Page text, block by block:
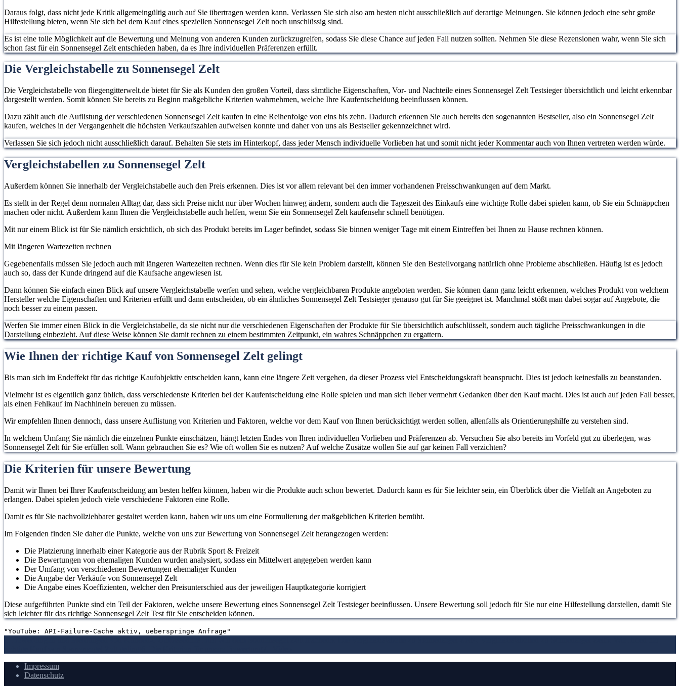
Daraus folgt, dass nicht jede Kritik allgemeingültig auch auf Sie übertragen werden kann. Verlassen Sie sich also am besten nicht ausschließlich auf derartige Meinungen. Sie können jedoch eine sehr große
Hilfestellung bieten, wenn Sie sich bei dem Kauf eines speziellen Sonnensegel Zelt noch unschlüssig sind.
Es ist eine tolle Möglichkeit auf die Bewertung und Meinung von anderen Kunden zurückzugreifen, sodass Sie diese Chance auf jeden Fall nutzen sollten. Nehmen Sie diese Rezensionen wahr, wenn Sie sich
schon fast für ein Sonnensegel Zelt entschieden haben, da es Ihre individuellen Präferenzen erfüllt.
Die Vergleichstabelle zu Sonnensegel Zelt
Die Vergleichstabelle von fliegengitterwelt.de bietet für Sie als Kunden den großen Vorteil, dass sämtliche Eigenschaften, Vor- und Nachteile eines Sonnensegel Zelt Testsieger übersichtlich und leicht erkennbar
dargestellt werden. Somit können Sie bereits zu Beginn maßgebliche Kriterien wahrnehmen, welche Ihre Kaufentscheidung beeinflussen können.
Dazu zählt auch die Auflistung der verschiedenen Sonnensegel Zelt kaufen in eine Reihenfolge von eins bis zehn. Dadurch erkennen Sie auch bereits den sogenannten Bestseller, also ein Sonnensegel Zelt
kaufen, welches in der Vergangenheit die höchsten Verkaufszahlen aufweisen konnte und daher von uns als Bestseller gekennzeichnet wird.
Verlassen Sie sich jedoch nicht ausschließlich darauf. Behalten Sie stets im Hinterkopf, dass jeder Mensch individuelle Vorlieben hat und somit nicht jeder Kommentar auch von Ihnen vertreten werden würde.
Vergleichstabellen zu Sonnensegel Zelt
Außerdem können Sie innerhalb der Vergleichstabelle auch den Preis erkennen. Dies ist vor allem relevant bei den immer vorhandenen Preisschwankungen auf dem Markt.
Es stellt in der Regel denn normalen Alltag dar, dass sich Preise nicht nur über Wochen hinweg ändern, sondern auch die Tageszeit des Einkaufs eine wichtige Rolle dabei spielen kann, ob Sie ein Schnäppchen
machen oder nicht. Außerdem kann Ihnen die Vergleichstabelle auch helfen, wenn Sie ein Sonnensegel Zelt kaufensehr schnell benötigen.
Mit nur einem Blick ist für Sie nämlich ersichtlich, ob sich das Produkt bereits im Lager befindet, sodass Sie binnen weniger Tage mit einem Eintreffen bei Ihnen zu Hause rechnen können.
Mit längeren Wartezeiten rechnen
Gegebenenfalls müssen Sie jedoch auch mit längeren Wartezeiten rechnen. Wenn dies für Sie kein Problem darstellt, können Sie den Bestellvorgang natürlich ohne Probleme abschließen. Häufig ist es jedoch
auch so, dass der Kunde dringend auf die Kaufsache angewiesen ist.
Dann können Sie einfach einen Blick auf unsere Vergleichstabelle werfen und sehen, welche vergleichbaren Produkte angeboten werden. Sie können dann ganz leicht erkennen, welches Produkt von welchem
Hersteller welche Eigenschaften und Kriterien erfüllt und dann entscheiden, ob ein ähnliches Sonnensegel Zelt Testsieger genauso gut für Sie geeignet ist. Manchmal stößt man dabei sogar auf Angebote, die
noch besser zu einem passen.
Werfen Sie immer einen Blick in die Vergleichstabelle, da sie nicht nur die verschiedenen Eigenschaften der Produkte für Sie übersichtlich aufschlüsselt, sondern auch tägliche Preisschwankungen in die
Darstellung einbezieht. Auf diese Weise können Sie damit rechnen zu einem bestimmten Zeitpunkt, ein wahres Schnäppchen zu ergattern.
Wie Ihnen der richtige Kauf von Sonnensegel Zelt gelingt
Bis man sich im Endeffekt für das richtige Kaufobjektiv entscheiden kann, kann eine längere Zeit vergehen, da dieser Prozess viel Entscheidungskraft beansprucht. Dies ist jedoch keinesfalls zu beanstanden.
Vielmehr ist es eigentlich ganz üblich, dass verschiedenste Kriterien bei der Kaufentscheidung eine Rolle spielen und man sich lieber vermehrt Gedanken über den Kauf macht. Dies ist auch auf jeden Fall besser,
als einen Fehlkauf im Nachhinein bereuen zu müssen.
Wir empfehlen Ihnen dennoch, dass unsere Auflistung von Kriterien und Faktoren, welche vor dem Kauf von Ihnen berücksichtigt werden sollen, allenfalls als Orientierungshilfe zu verstehen sind.
In welchem Umfang Sie nämlich die einzelnen Punkte einschätzen, hängt letzten Endes von Ihren individuellen Vorlieben und Präferenzen ab. Versuchen Sie also bereits im Vorfeld gut zu überlegen, was
Sonnensegel Zelt für Sie erfüllen soll. Wann gebrauchen Sie es? Wie oft wollen Sie es nutzen? Auf welche Zusätze wollen Sie auf gar keinen Fall verzichten?
Die Kriterien für unsere Bewertung
Damit wir Ihnen bei Ihrer Kaufentscheidung am besten helfen können, haben wir die Produkte auch schon bewertet. Dadurch kann es für Sie leichter sein, ein Überblick über die Vielfalt an Angeboten zu
erlangen. Dabei spielen jedoch viele verschiedene Faktoren eine Rolle.
Damit es für Sie nachvollziehbarer gestaltet werden kann, haben wir uns um eine Formulierung der maßgeblichen Kriterien bemüht.
Im Folgenden finden Sie daher die Punkte, welche von uns zur Bewertung von Sonnensegel Zelt herangezogen werden:
Die Platzierung innerhalb einer Kategorie aus der Rubrik Sport & Freizeit
Die Bewertungen von ehemaligen Kunden wurden analysiert, sodass ein Mittelwert angegeben werden kann
Der Umfang von verschiedenen Bewertungen ehemaliger Kunden
Die Angabe der Verkäufe von Sonnensegel Zelt
Die Angabe eines Koeffizienten, welcher den Preisunterschied aus der jeweiligen Hauptkategorie korrigiert
Diese aufgeführten Punkte sind ein Teil der Faktoren, welche unsere Bewertung eines Sonnensegel Zelt Testsieger beeinflussen. Unsere Bewertung soll jedoch für Sie nur eine Hilfestellung darstellen, damit Sie
sich leichter für das richtige Sonnensegel Zelt Test für Sie entscheiden können.
"YouTube: API-Failure-Cache aktiv, ueberspringe Anfrage"
Impressum
Datenschutz